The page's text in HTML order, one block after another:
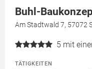
Buhl-
Am Stadtwald 7, 57072
5 mit
TÄTIGKEITEN